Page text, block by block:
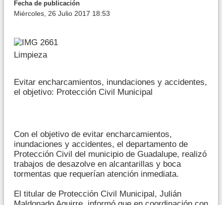
Fecha de publicación
Miércoles, 26 Julio 2017 18:53
Limpieza
Evitar encharcamientos, inundaciones y accidentes,
el objetivo: Protección Civil Municipal
Con el objetivo de evitar encharcamientos,
inundaciones y accidentes, el departamento de
Protección Civil del municipio de Guadalupe, realizó
trabajos de desazolve en alcantarillas y boca
tormentas que requerían atención inmediata.
El titular de Protección Civil Municipal, Julián